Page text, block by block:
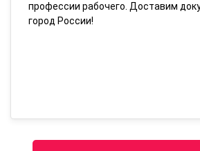
профессии рабочего. Доставим
город России!